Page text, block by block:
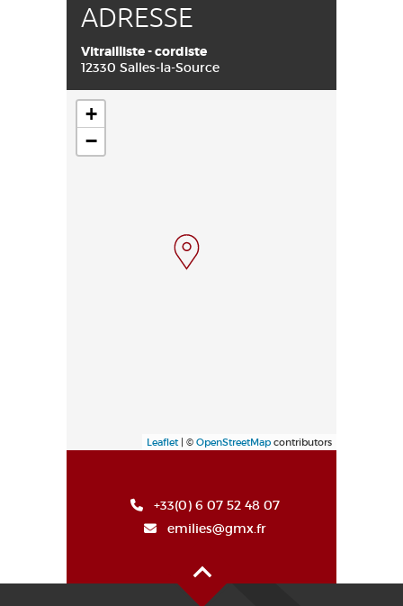
ADRESSE
Vitrailliste - cordiste
12330 Salles-la-Source
+
−
Leaflet| © OpenStreetMap contributors
+33(0) 6 07 52 48 07
emilies@gmx.fr